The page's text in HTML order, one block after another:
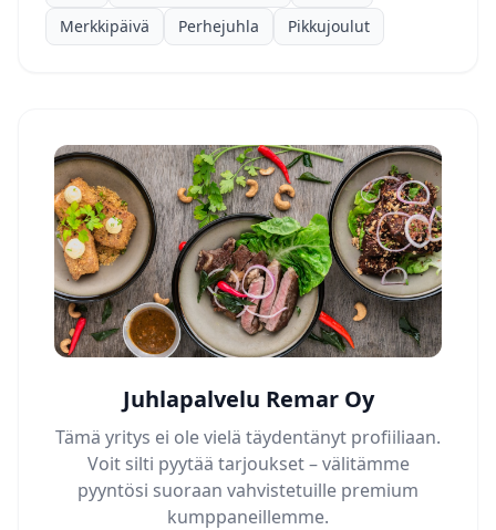
Merkkipäivä
Perhejuhla Pikkujoulut
Juhlapalvelu Remar Oy
Tämä yritys ei ole vielä täydentänyt profiiliaan.
Voit silti pyytää tarjoukset – välitämme
pyyntösi suoraan vahvistetuille premium
kumppaneillemme.